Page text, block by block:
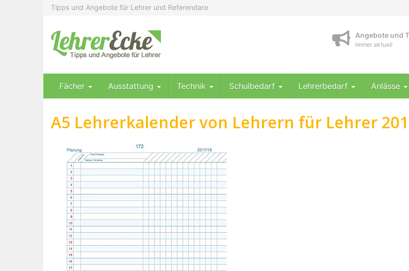
Tipps und Angebote für Lehrer und Referendare
Angebote und
immer aktuell
Fächer Ausstattung Technik Schulbedarf Lehrerbedarf Anlässe
A5 Lehrerkalender von Lehrern für Lehrer